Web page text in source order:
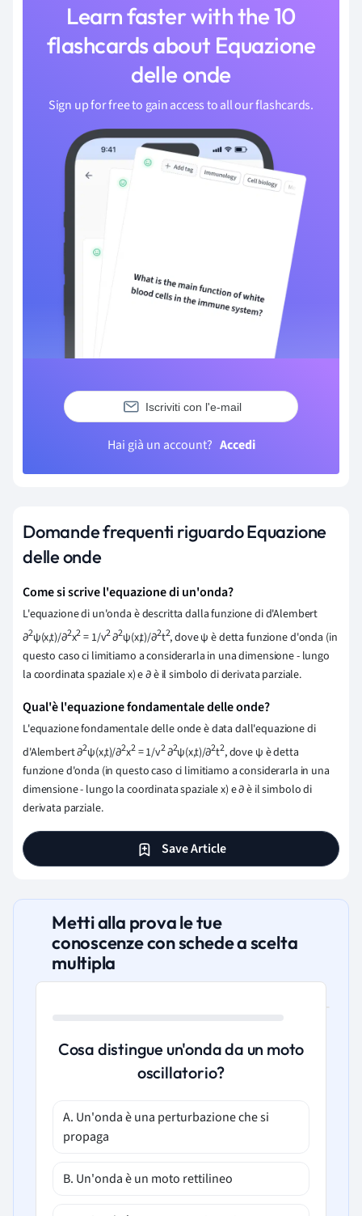
Learn faster with the 10
flashcards about Equazione
delle onde
Sign up for free to gain access to all our flashcards.
Iscriviti con l'e-mail
Hai già un account? Accedi
Domande frequenti riguardo Equazione
delle onde
Come si scrive l'equazione di un'onda?
L'equazione di un'onda è descritta dalla funzione di d'Alembert
∂2ψ(x,t)/∂2x2= 1/v2∂2ψ(x,t)/∂2t2, dove ψ è detta funzione d'onda (in
questo caso ci limitiamo a considerarla in una dimensione - lungo
la coordinata spaziale x) e ∂ è il simbolo di derivata parziale.
Qual'è l'equazione fondamentale delle onde?
L'equazione fondamentale delle onde è data dall'equazione di
d'Alembert ∂2ψ(x,t)/∂2x2= 1/v2∂2ψ(x,t)/∂2t2, dove ψ è detta
funzione d'onda (in questo caso ci limitiamo a considerarla in una
dimensione - lungo la coordinata spaziale x) e ∂ è il simbolo di
derivata parziale.
Save Article
Metti alla prova le tue
conoscenze con schede a scelta
multipla
Cosa distingue un'onda da un moto
oscillatorio?
A. Un'onda è una perturbazione che si
propaga
B. Un'onda è un moto rettilineo